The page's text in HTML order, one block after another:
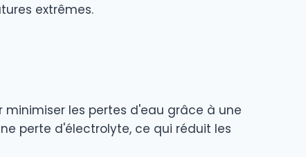
extrêmes.
minimiser les pertes d'eau grâce à une
perte d'électrolyte, ce qui réduit les